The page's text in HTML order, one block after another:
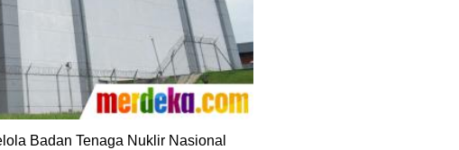
Badan Tenaga Nuklir Nasional